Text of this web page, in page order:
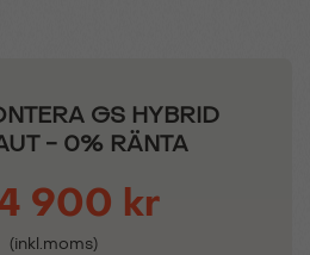
Fjärrstyrt centrallås
GS HYBRID
- 0% RÄNTA
900 kr
(inkl.moms)